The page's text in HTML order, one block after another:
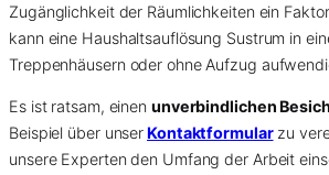
Zugänglichkeit der Räumlichkeiten ein
kann eine Haushaltsauflösung Sustrum in
Treppenhäusern oder ohne Aufzug
Es ist ratsam, einen unverbindlichen
Beispiel über unserKontaktformularzu
unsere Experten den Umfang der Arbeit